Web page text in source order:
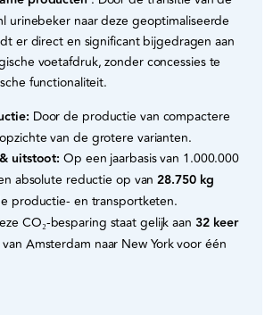
urinebeker naar deze geoptimaliseerde
er direct en significant bijgedragen aan
voetafdruk, zonder concessies te
functionaliteit.
Door de productie van compactere
van de grotere varianten.
uitstoot: Op een jaarbasis van 1.000.000
absolute reductie op van28.750 kg
productie- en transportketen.
CO₂-besparing staat gelijk aan 32 keer
van Amsterdam naar New York voor één